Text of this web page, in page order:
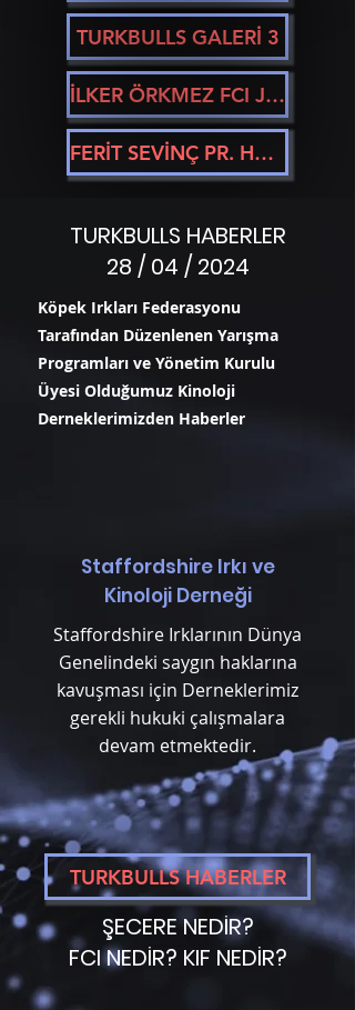
TURKBULLS GALERİ 3
İLKER ÖRKMEZ FCI JUDGE
FERİT SEVİNÇ PR. HANDLER
TURKBULLS HABERLER
28 / 04 / 2024
Köpek Irkları Federasyonu
Tarafından Düzenlenen Yarışma
Programları ve Yönetim Kurulu
Üyesi Olduğumuz Kinoloji
Derneklerimizden Haberler
Staffordshire Irkı ve
Kinoloji Derneği
Staffordshire Irklarının Dünya
Genelindeki saygın haklarına
kavuşması için Derneklerimiz
gerekli hukuki çalışmalara
devam etmektedir.
TURKBULLS HABERLER
ŞECERE NEDİR?
FCI NEDİR? KIF NEDİR?